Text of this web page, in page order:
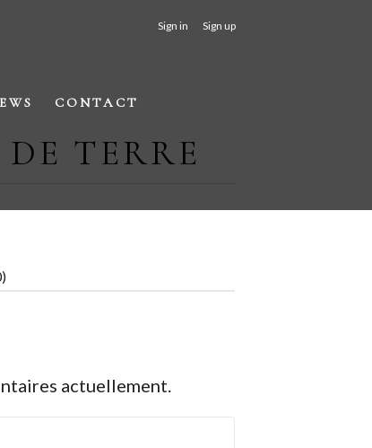
Sign in Sign up
CONTACT
TERRE
actuellement.